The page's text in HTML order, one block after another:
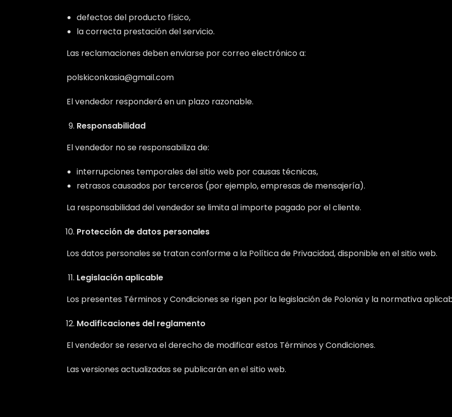
defectos del producto físico,
la correcta prestación del servicio.
Las reclamaciones deben enviarse por correo electrónico a:
polskiconkasia@gmail.com
El vendedor responderá en un plazo razonable.
Responsabilidad
El vendedor no se responsabiliza de:
interrupciones temporales del sitio web por causas técnicas,
retrasos causados por terceros (por ejemplo, empresas de mensajería).
La responsabilidad del vendedor se limita al importe pagado por el cliente.
Protección de datos personales
Los datos personales se tratan conforme a la Política de Privacidad, disponible en el sitio web.
Legislación aplicable
Los presentes Términos y Condiciones se rigen por la legislación de Polonia y la normativa
Modificaciones del reglamento
El vendedor se reserva el derecho de modificar estos Términos y Condiciones.
Las versiones actualizadas se publicarán en el sitio web.